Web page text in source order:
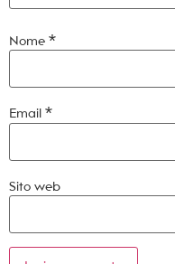
Nome *
Email *
Sito web